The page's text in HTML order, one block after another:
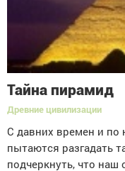
Тайна пирамид
Древние цивилизации
С давних времен и по
пытаются разгадать
подчеркнуть, что наш